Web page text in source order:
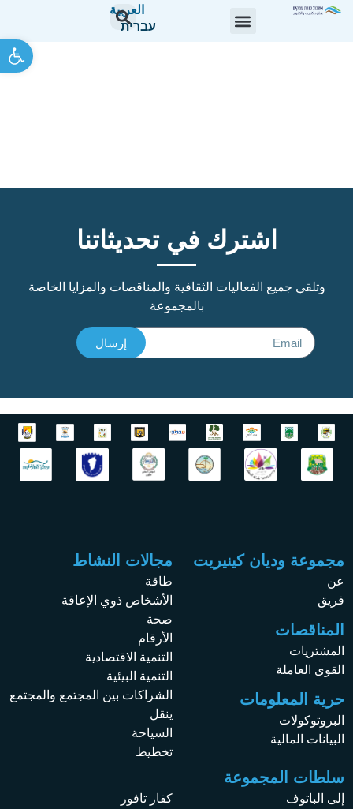
العربية
עברית
المناقصة الإطارية العامة رقم
اشترك في تحديثاتنا
وتلقي جميع الفعاليات الثقافية والمناقصات والمزايا الخاصة
بالمجموعة
إرسال
مجموعة وديان كينيريت
عن
فريق
المناقصات
المشتريات
القوى العاملة
حرية المعلومات
البروتوكولات
البيانات المالية
مجالات النشاط
طاقة
الأشخاص ذوي الإعاقة
صحة
الأرقام
التنمية الاقتصادية
التنمية البيئية
الشراكات بين المجتمع والمجتمع
ينقل
السياحة
تخطيط
سلطات المجموعة
إلى الباتوف
كفار تافور